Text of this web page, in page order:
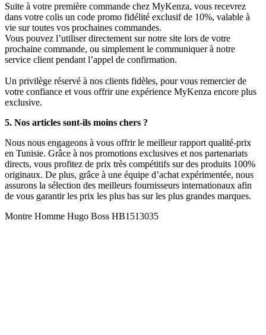
Suite à votre première commande chez MyKenza, vous recevrez
dans votre colis un code promo fidélité exclusif de 10%, valable à
vie sur toutes vos prochaines commandes.
Vous pouvez l’utiliser directement sur notre site lors de votre
prochaine commande, ou simplement le communiquer à notre
service client pendant l’appel de confirmation.
Un privilège réservé à nos clients fidèles, pour vous remercier de
votre confiance et vous offrir une expérience MyKenza encore plus
exclusive.
5. Nos articles sont-ils moins chers ?
Nous nous engageons à vous offrir le meilleur rapport qualité-prix
en Tunisie. Grâce à nos promotions exclusives et nos partenariats
directs, vous profitez de prix très compétitifs sur des produits 100%
originaux. De plus, grâce à une équipe d’achat expérimentée, nous
assurons la sélection des meilleurs fournisseurs internationaux afin
de vous garantir les prix les plus bas sur les plus grandes marques.
Montre Homme Hugo Boss HB1513035